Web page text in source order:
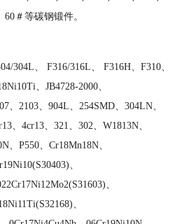
60＃等碳钢锻件。
304L、 F316/316L、 F316H、F310、
、JB4728-2000、
、2103、904L、254SMD、304LN、
、4cr13、321、302、W1813N、
、P550、Cr18Mn18N、
、
、
、